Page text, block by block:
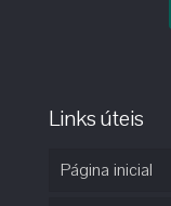
Links úteis
Página inicial